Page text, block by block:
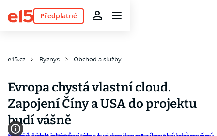
Předplatné
e15.cz Byznys Obchod a služby
Evropa chystá vlastní cloud.
Zapojení Číny a USA do projektu
budí vášně